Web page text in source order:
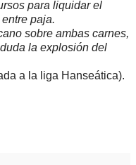
para liquidar el
paja.
sobre ambas carnes,
la explosión del
a la liga Hanseática).